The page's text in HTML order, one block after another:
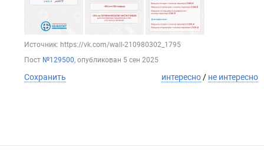
Источник: https://vk.com/wall-210980302_1795
Пост №129500, опубликован 5 сен 2025
Сохранить интересно / не интересно